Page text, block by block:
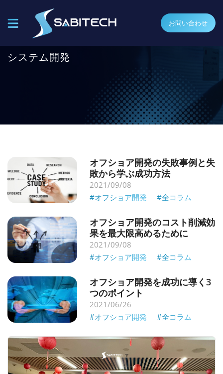
お問い合わせ
システム開発
オフショア開発の失敗事例と失
敗から学ぶ成功方法
2021/09/08
#オフショア開発
#全コラム
オフショア開発のコスト削減効
果を最大限高めるために
2021/09/08
#オフショア開発
#全コラム
オフショア開発を成功に導く3
つのポイント
2021/06/26
#オフショア開発
#全コラム